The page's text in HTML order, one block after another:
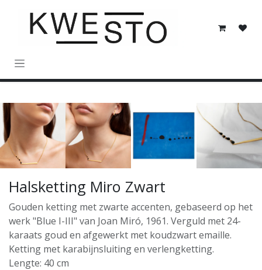
Halsketting Miro Zwart
Gouden ketting met zwarte accenten, gebaseerd op het
werk "Blue I-III" van Joan Miró, 1961. Verguld met 24-
karaats goud en afgewerkt met koudzwart emaille.
Ketting met karabijnsluiting en verlengketting.
Lengte: 40 cm